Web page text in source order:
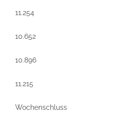
11.254
10.652
10.896
11.215
Wochenschluss